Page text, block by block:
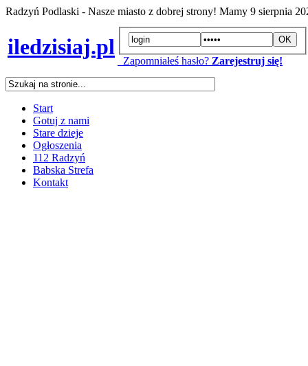
Radzyń Podlaski - Nasze miasto z dobrej strony! Mamy 9 sierpnia
iledzisiaj.pl
Zapomniałeś hasło? Zarejestruj się!
Start
Gotuj z nami
Stare dzieje
Ogłoszenia
112 Radzyń
Babska Strefa
Kontakt